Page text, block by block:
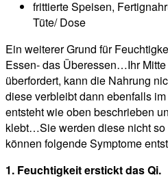
frittierte Speisen,
Tüte/ Dose
Ein weiterer Grund für
Essen- das Überessen…Ihr
überfordert, kann die Nahrung
diese verbleibt dann ebenfalls
entsteht wie oben beschrieben
klebt…Sie werden diese nicht
können folgende Symptome
1. Feuchtigkeit erstickt das Qi.